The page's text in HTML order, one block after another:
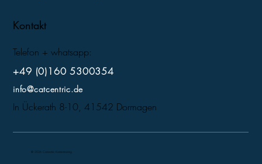
Kontakt
Telefon + whatsapp:
+49 (0)160 5300354
info@catcentric.de
In Ückerath 8-10, 41542 Dormagen
© 2026 Catcentric Katzentraining